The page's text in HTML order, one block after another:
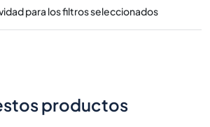
para los filtros seleccionados
productos